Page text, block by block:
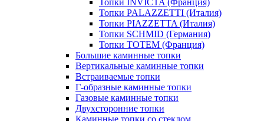
Топки INVICTA (Франция)
Топки PALAZZETTI (Италия)
Топки PIAZZETTA (Италия)
Топки SCHMID (Германия)
Топки TOTEM (Франция)
Большие каминные топки
Вертикальные каминные топки
Встраиваемые топки
Г-образные каминные топки
Газовые каминные топки
Двухсторонние топки
Каминные топки со стеклом